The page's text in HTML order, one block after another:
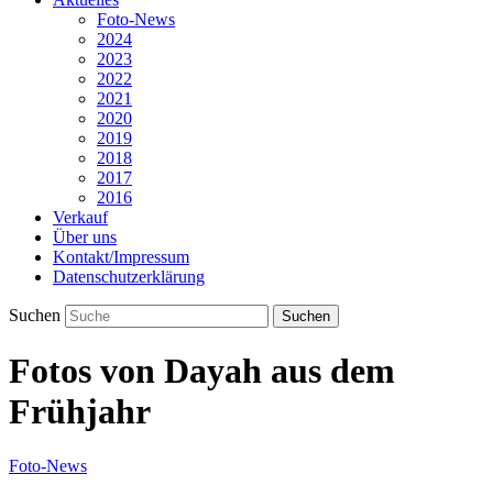
Foto-News
2024
2023
2022
2021
2020
2019
2018
2017
2016
Verkauf
Über uns
Kontakt/Impressum
Datenschutzerklärung
Suchen
Fotos von Dayah aus dem
Frühjahr
Foto-News